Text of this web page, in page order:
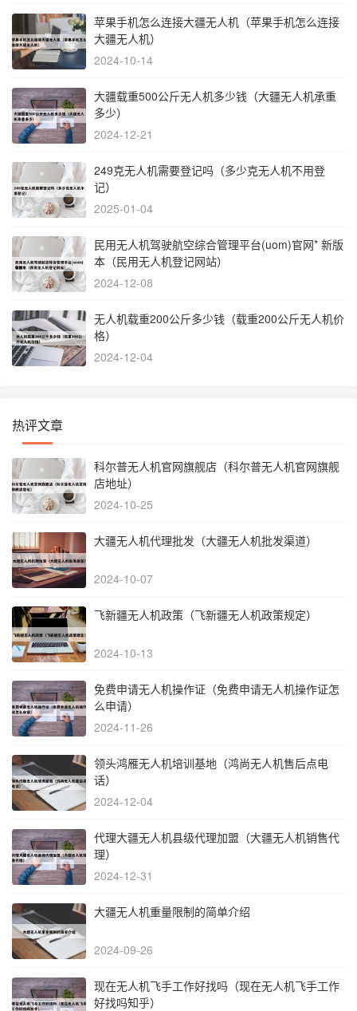
苹果手机怎么连接大疆无人机（苹果手机怎么连接
大疆无人机）
2024-10-14
大疆载重500公斤无人机多少钱（大疆无人机承重
多少）
2024-12-21
249克无人机需要登记吗（多少克无人机不用登
记）
2025-01-04
民用无人机驾驶航空综合管理平台(uom)官网* 新版
本（民用无人机登记网站）
2024-12-08
无人机载重200公斤多少钱（载重200公斤无人机价
格）
2024-12-04
热评文章
科尔普无人机官网旗舰店（科尔普无人机官网旗舰
店地址）
2024-10-25
大疆无人机代理批发（大疆无人机批发渠道）
2024-10-07
飞新疆无人机政策（飞新疆无人机政策规定）
2024-10-13
免费申请无人机操作证（免费申请无人机操作证怎
么申请）
2024-11-26
领头鸿雁无人机培训基地（鸿尚无人机售后点电
话）
2024-12-04
代理大疆无人机县级代理加盟（大疆无人机销售代
理）
2024-12-31
大疆无人机重量限制的简单介绍
2024-09-26
现在无人机飞手工作好找吗（现在无人机飞手工作
好找吗知乎）